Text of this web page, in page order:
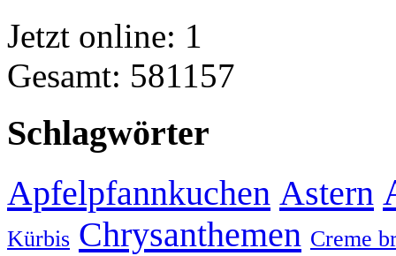
Jetzt online: 1
Gesamt: 581157
Schlagwörter
Apfelpfannkuchen Astern
Kürbis Chrysanthemen Creme